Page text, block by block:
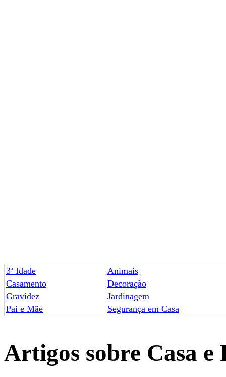
3ª Idade
Animais
Casamento
Decoração
Gravidez
Jardinagem
Pai e Mãe
Segurança em Casa
Artigos sobre Casa e